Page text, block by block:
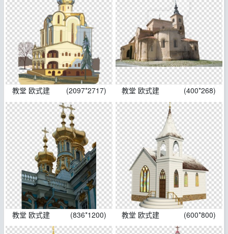
教堂 欧式建 (2097*2717) 教堂 欧式建 (400*268)
教堂 欧式建 (836*1200) 教堂 欧式建 (600*800)